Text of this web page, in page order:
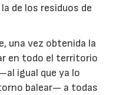
de los residuos de
una vez obtenida la
en todo el territorio
igual que ya lo
balear— a todas